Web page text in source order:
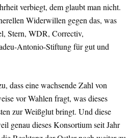
verbiegt, dem glaubt man nicht.
Widerwillen gegen das, was
Stern, WDR, Correctiv,
Antonio-Stiftung für gut und
dass eine wachsende Zahl von
vor Wahlen fragt, was dieses
zur Weißglut bringt. Und diese
genau dieses Konsortium seit Jahr